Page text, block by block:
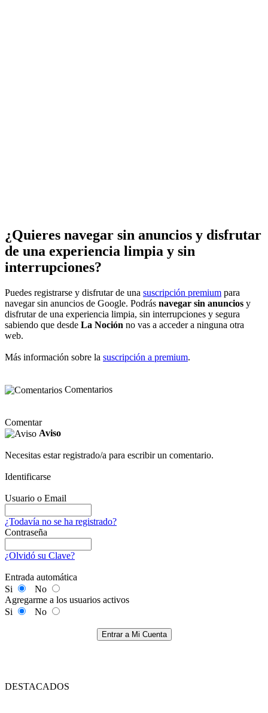
¿Quieres navegar sin anuncios y disfrutar
de una experiencia limpia y sin
interrupciones?
Puedes registrarse y disfrutar de una suscripción premium para
navegar sin anuncios de Google. Podrás navegar sin anuncios y
disfrutar de una experiencia limpia, sin interrupciones y segura
sabiendo que desde La Noción no vas a acceder a ninguna otra
web.
Más información sobre la suscripción a premium.
Comentarios
Comentar
Aviso
Necesitas estar registrado/a para escribir un comentario.
Identificarse
Usuario o Email
¿Todavía no se ha registrado?
Contraseña
¿Olvidó su Clave?
Entrada automática
Si
No
Agregarme a los usuarios activos
Si
No
Entrar a Mi Cuenta
DESTACADOS